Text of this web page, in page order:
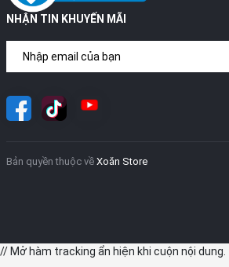
NHẬN TIN KHUYẾN MÃI
Bản quyền thuộc về Xoăn Store
// Mở hàm tracking ẩn hiện khi cuộn nội dung.